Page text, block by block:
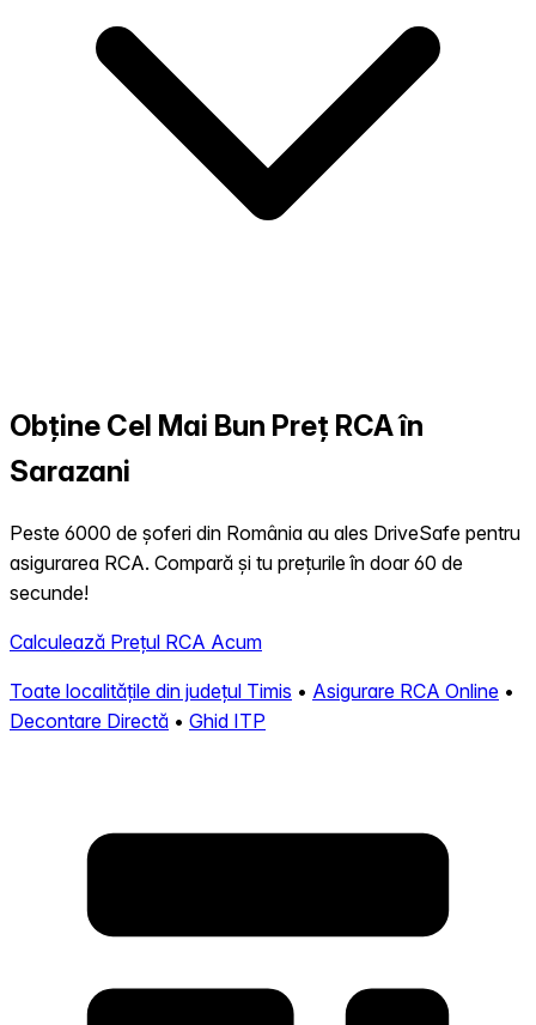
Obține Cel Mai Bun Preț RCA în
Sarazani
Peste 6000 de șoferi din România au ales DriveSafe pentru
asigurarea RCA. Compară și tu prețurile în doar 60 de
secunde!
Calculează Prețul RCA Acum
Toate localitățile din județul Timis • Asigurare RCA Online •
Decontare Directă • Ghid ITP